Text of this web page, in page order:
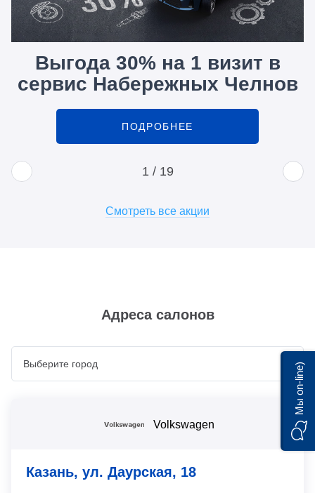
Выгода 30% на 1 визит в
сервис Набережных Челнов
ПОДРОБНЕЕ
1 / 19
Смотреть все акции
Адреса салонов
Volkswagen
Казань, ул. Даурская, 18
Мы on-line)